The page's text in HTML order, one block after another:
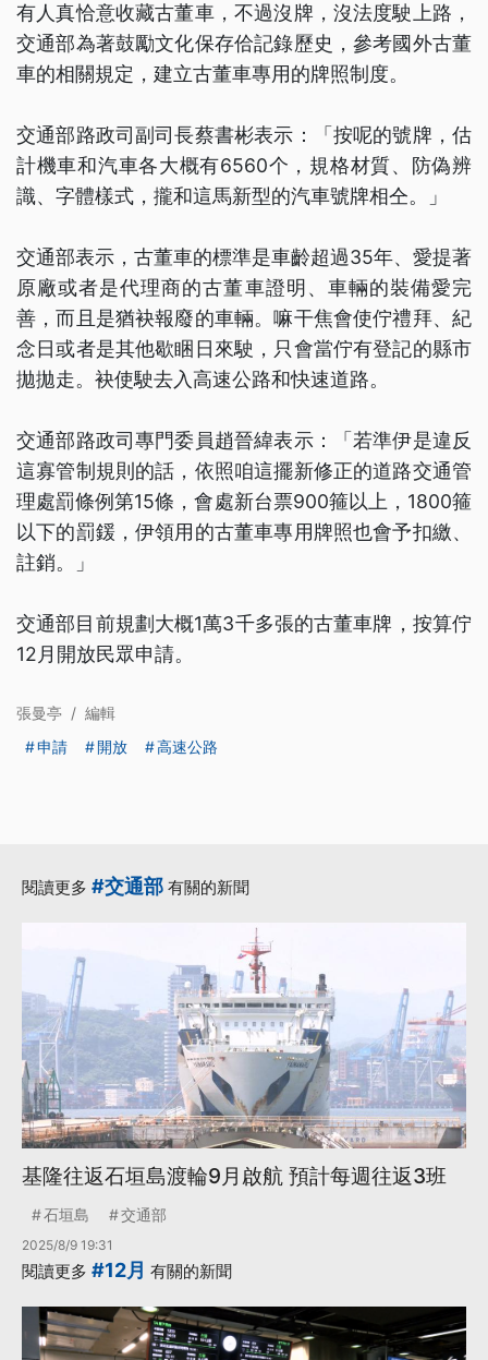
有人真恰意收藏古董車，不過沒牌，沒法度駛上路，
交通部為著鼓勵文化保存佮記錄歷史，參考國外古董
車的相關規定，建立古董車專用的牌照制度。
交通部路政司副司長蔡書彬表示：「按呢的號牌，估
計機車和汽車各大概有6560个，規格材質、防偽辨
識、字體樣式，攏和這馬新型的汽車號牌相仝。」
交通部表示，古董車的標準是車齡超過35年、愛提著
原廠或者是代理商的古董車證明、車輛的裝備愛完
善，而且是猶袂報廢的車輛。嘛干焦會使佇禮拜、紀
念日或者是其他歇睏日來駛，只會當佇有登記的縣市
拋拋走。袂使駛去入高速公路和快速道路。
交通部路政司專門委員趙晉緯表示：「若準伊是違反
這寡管制規則的話，依照咱這擺新修正的道路交通管
理處罰條例第15條，會處新台票900箍以上，1800箍
以下的罰鍰，伊領用的古董車專用牌照也會予扣繳、
註銷。」
交通部目前規劃大概1萬3千多張的古董車牌，按算佇
12月開放民眾申請。
張曼亭 / 編輯
申請
開放 高速公路
閱讀更多 #交通部 有關的新聞
基隆往返石垣島渡輪9月啟航 預計每週往返3班
石垣島 交通部
2025/8/9 19:31
閱讀更多 #12月 有關的新聞